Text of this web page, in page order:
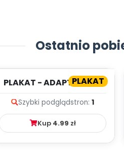
Ostatnio
PLAKAT
PLAKAT - ADAPTACJA -
Szybki podglądstron: 1
Kup 4.99 zł